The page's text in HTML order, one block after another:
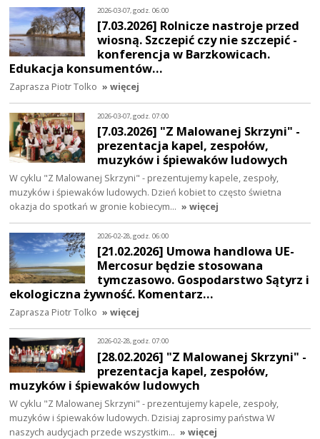
2026-03-07, godz. 06:00
[7.03.2026] Rolnicze nastroje przed
wiosną. Szczepić czy nie szczepić -
konferencja w Barzkowicach.
Edukacja konsumentów…
Zaprasza Piotr Tolko » więcej
2026-03-07, godz. 07:00
[7.03.2026] "Z Malowanej Skrzyni" -
prezentacja kapel, zespołów,
muzyków i śpiewaków ludowych
W cyklu "Z Malowanej Skrzyni" - prezentujemy kapele, zespoły,
muzyków i śpiewaków ludowych. Dzień kobiet to często świetna
okazja do spotkań w gronie kobiecym… » więcej
2026-02-28, godz. 06:00
[21.02.2026] Umowa handlowa UE-
Mercosur będzie stosowana
tymczasowo. Gospodarstwo Sątyrz i
ekologiczna żywność. Komentarz…
Zaprasza Piotr Tolko » więcej
2026-02-28, godz. 07:00
[28.02.2026] "Z Malowanej Skrzyni" -
prezentacja kapel, zespołów,
muzyków i śpiewaków ludowych
W cyklu "Z Malowanej Skrzyni" - prezentujemy kapele, zespoły,
muzyków i śpiewaków ludowych. Dzisiaj zaprosimy państwa W
naszych audycjach przede wszystkim… » więcej